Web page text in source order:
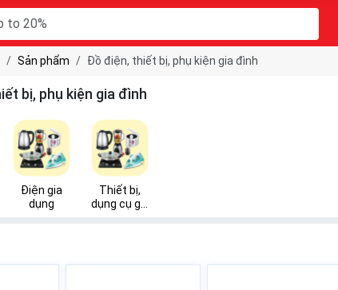
Sản phẩm Đồ điện, thiết bị, phụ kiện gia đình
bị, phụ kiện gia đình
Điện gia
dụng
Thiết bị,
dụng cụ gia